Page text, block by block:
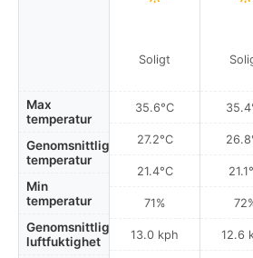
Max
temperatur
Genomsnittlig
temperatur
Min
temperatur
Genomsnittlig
luftfuktighet
Soligt
35.6°C
27.2°C
21.4°C
71%
13.0 kph 12.6